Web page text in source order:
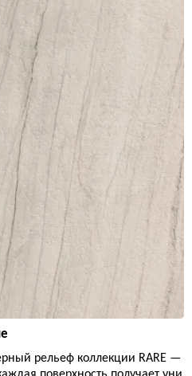
рельеф коллекции RARE —